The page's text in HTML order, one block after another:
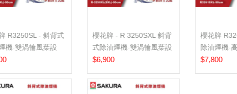
R3250SL - 斜背式
機-雙渦輪風葉設
櫻花牌 - R 3250SXL 斜背
式除油煙機-雙渦輪風葉設
計 ...
$6,900
櫻花牌
除油煙機-
輪-80CM
$7,800